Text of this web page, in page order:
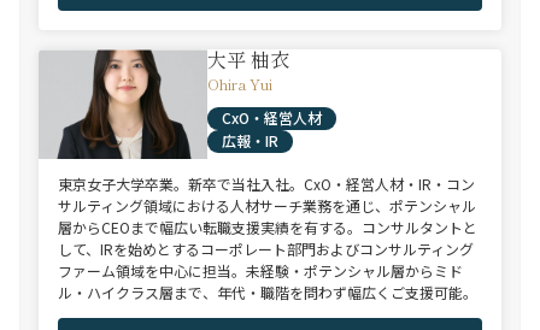
大平 柚衣
Ohira Yui
CxO・経営人材
広報・IR
東京女子大学卒業。新卒で当社入社。CxO・経営人材・IR・コン
サルティング領域における人材サーチ業務を通じ、ポテンシャル
層からCEOまで幅広い転職支援実績を有する。コンサルタントと
して、IRを始めとするコーポレート部門およびコンサルティング
ファーム領域を中心に担当。未経験・ポテンシャル層からミド
ル・ハイクラス層まで、年代・職階を問わず幅広くご支援可能。